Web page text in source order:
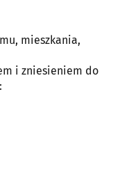
mieszkania,
i zniesieniem do